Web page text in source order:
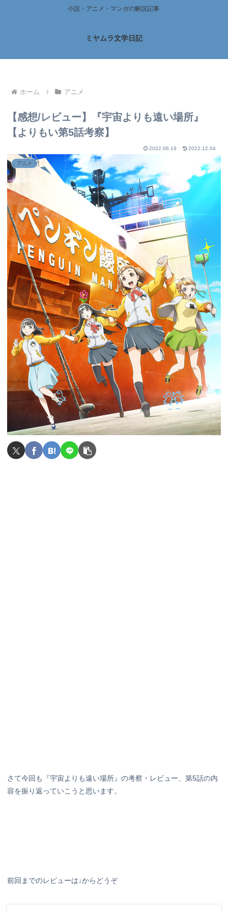
小説・アニメ・マンガの解説記事.
ミヤムラ文学日記
ホーム アニメ
【感想/レビュー】『宇宙よりも遠い場所』
【よりもい第5話考察】
2022.06.19 2022.12.04
アニメ
さて今回も『宇宙よりも遠い場所』の考察・レビュー、第5話の内
容を振り返っていこうと思います。
前回までのレビューは↓からどうぞ